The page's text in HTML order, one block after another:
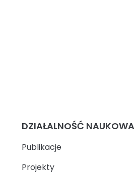
DZIAŁALNOŚĆ NAUKOWA
Publikacje
Projekty